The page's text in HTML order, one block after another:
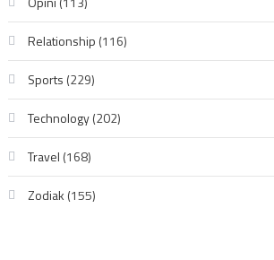
Relationship (116)
Sports (229)
Technology(202)
Travel (168)
Zodiak (155)